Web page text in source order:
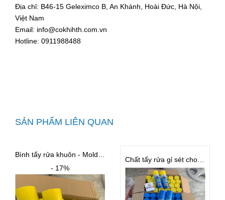
Địa chỉ: B46-15 Geleximco B, An Khánh, Hoài Đức, Hà Nội,
Việt Nam
Email: info@cokhihth.com.vn
Hotline: 0911988488
SẢN PHẨM LIÊN QUAN
Bình tẩy rửa khuôn - Mold Cleaner
- 17%
Chất tẩy rửa gỉ sét cho khuôn BST